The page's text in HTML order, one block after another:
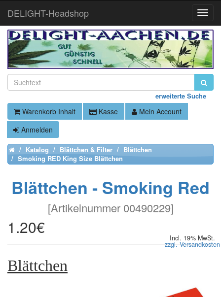
erweiterte Suche
Warenkorb Inhalt Kasse
Mein Account
Anmelden
HomeKatalog Blättchen & Filter
Blättchen
Smoking RED King Size Blättchen
Blättchen - Smoking Red
[Artikelnummer 00490229]
1.20€
Incl. 19% MwSt.
zzgl. Versandkosten
Blättchen
Toggle
DELIGHT-Headshop